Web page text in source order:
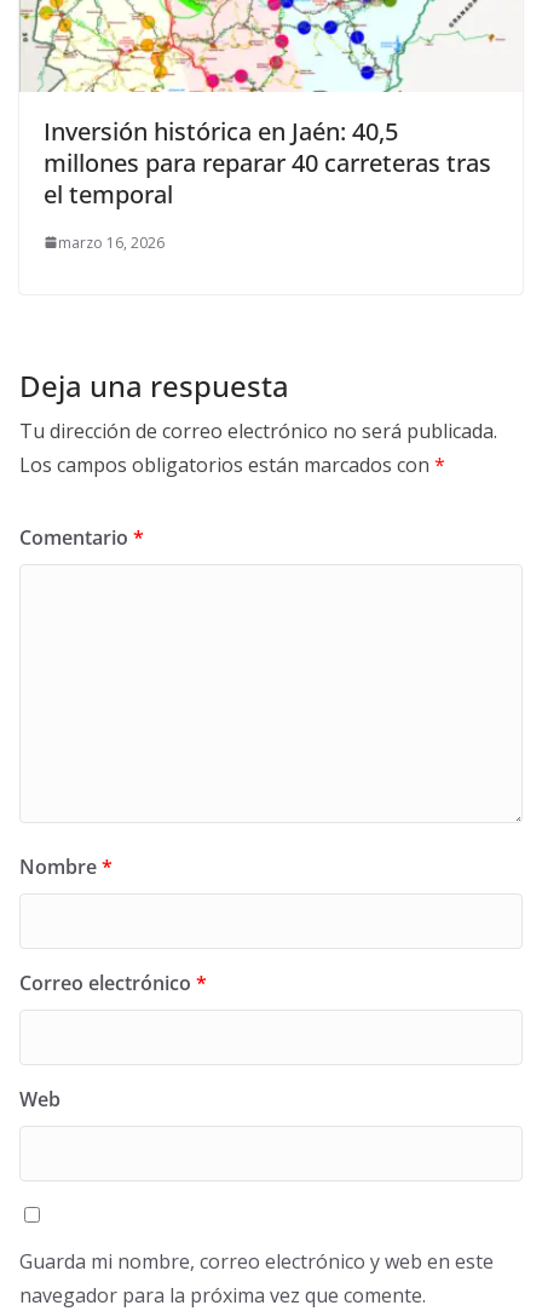
Inversión histórica en Jaén: 40,5
millones para reparar 40 carreteras tras
el temporal
marzo 16, 2026
Deja una respuesta
Tu dirección de correo electrónico no será publicada.
Los campos obligatorios están marcados con *
Comentario *
Nombre*
Correo electrónico *
Web
Guarda mi nombre, correo electrónico y web en este
navegador para la próxima vez que comente.